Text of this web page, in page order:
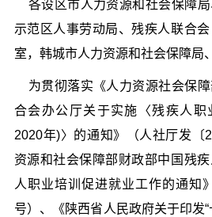
各设区市人力资源和社会保障局
示范区人事劳动局、残疾人联合
室，韩城市人力资源和社会保障局
为贯彻落实《人力资源社会保
合会办公厅关于实施〈残疾人职
2020年)〉的通知》（人社厅发〔
资源和社会保障部财政部中国残
人职业培训促进就业工作的通知
号）、《陕西省人民政府关于印发